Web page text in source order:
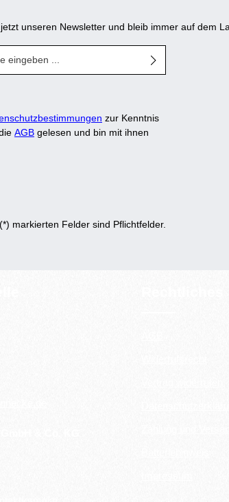
unseren Newsletter und bleib immer auf dem
zur Kenntnis
AGB gelesen und bin mit ihnen
markierten Felder sind Pflichtfelder.